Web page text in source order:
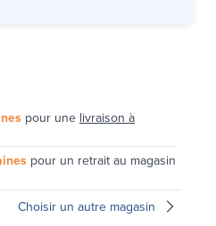
pour une livraison à
pour un retrait au magasin
Choisir un autre magasin